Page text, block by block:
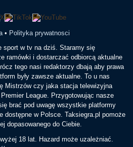
• Polityka prywatnosci
sport w tv na dziś. Staramy się
ramówki i dostarczać odbiorcą aktualne
tego nasi redaktorzy dbają aby prawa
były zawsze aktualne. To u nas
Mistrzów czy jaka stacja telewizyjna
League. Przygotowując nasze
brać pod uwagę wszystkie platformy
dostępne w Polsce. Taksiegra.pl pomoże
dopasowanego do Ciebie.
18 lat. Hazard może uzależniać.